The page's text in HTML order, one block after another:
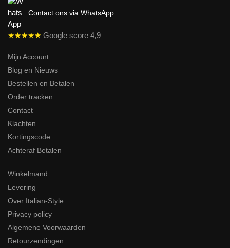
Contact ons via WhatsApp
★★★★★ Google score 4,9
Mijn Account
Blog en Nieuws
Bestellen en Betalen
Order tracken
Contact
Klachten
Kortingscode
Achteraf Betalen
Winkelmand
Levering
Over Italian-Style
Privacy policy
Algemene Voorwaarden
Retourzendingen